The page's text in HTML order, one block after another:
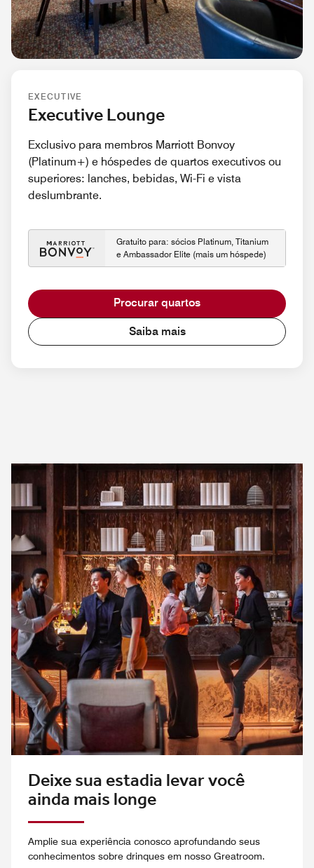
EXECUTIVE
Executive Lounge
Exclusivo para membros Marriott Bonvoy
(Platinum+) e hóspedes de quartos executivos ou
superiores: lanches, bebidas, Wi-Fi e vista
deslumbrante.
Gratuito para: sócios Platinum, Titanium
e Ambassador Elite (mais um hóspede)
Procurar quartos
Saiba mais
Deixe sua estadia levar você
ainda mais longe
Amplie sua experiência conosco aprofundando seus
conhecimentos sobre drinques em nosso Greatroom.